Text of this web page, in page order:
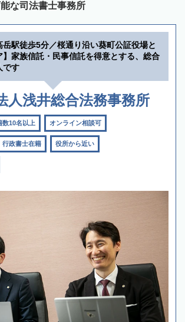
な司法書士事務所
岳駅徒歩5分／桜通り沿い葵町公証役場と
】家族信託・民事信託を得意とする、総合
です
人浅井総合法務事務所
数10名以上 オンライン相談可
行政書士在籍 役所から近い